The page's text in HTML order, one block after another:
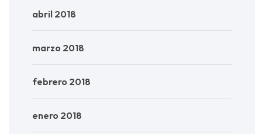
abril 2018
marzo 2018
febrero 2018
enero 2018